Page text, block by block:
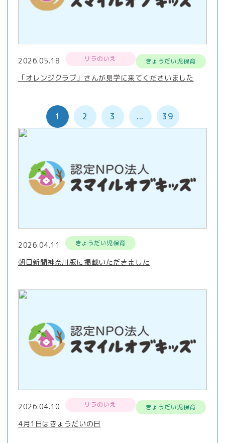
2026.05.18 リラのいえ きょうだい児保育
「オレンジクラブ」さんが見学に来てくださいました
1 2 3 ... 39
2026.04.11 きょうだい児保育
朝日新聞神奈川版に掲載いただきました
2026.04.10 リラのいえ きょうだい児保育
4月1日はきょうだいの日